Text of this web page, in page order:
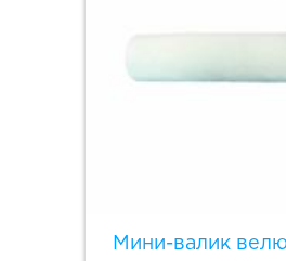
Мини-валик